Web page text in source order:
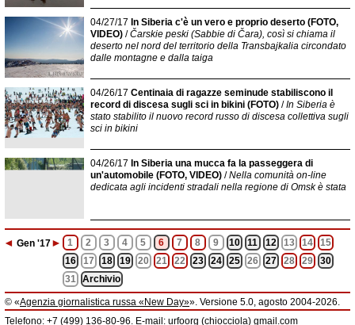
04/27/17 In Siberia c'è un vero e proprio deserto (FOTO,
VIDEO) /Čarskie peski (Sabbie di Čara), così si chiama il
deserto nel nord del territorio della Transbajkalia circondato
dalle montagne e dalla taiga
04/26/17 Centinaia di ragazze seminude stabiliscono il
record di discesa sugli sci in bikini (FOTO) /In Siberia è
stato stabilito il nuovo record russo di discesa collettiva sugli
sci in bikini
04/26/17 In Siberia una mucca fa la passeggera di
un'automobile (FOTO, VIDEO) /Nella comunità on-line
dedicata agli incidenti stradali nella regione di Omsk è stata
◄ Gen '17► 1 2 3 4 5 6 7 8 9 10 11 12 13 14
15
16
17 18 19 20 21 22 23 24 25 26 27 28 29
30
31
Archivio
© «Agenzia giornalistica russa «New Day»». Versione 5.0, agosto 2004-2026.
Informazioni
Telefono: +7 (499) 136-80-96. E-mail: urfoorg (chiocciola) gmail.com